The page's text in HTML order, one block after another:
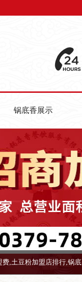
锅底香展示
,土豆粉加盟店排行,锅底